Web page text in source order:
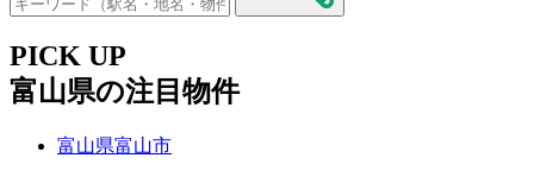
PICK UP
富山県の注目物件
富山県富山市